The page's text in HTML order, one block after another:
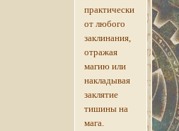
практически
от любого
заклинания,
отражая
магию или
накладывая
заклятие
тишины на
мага.